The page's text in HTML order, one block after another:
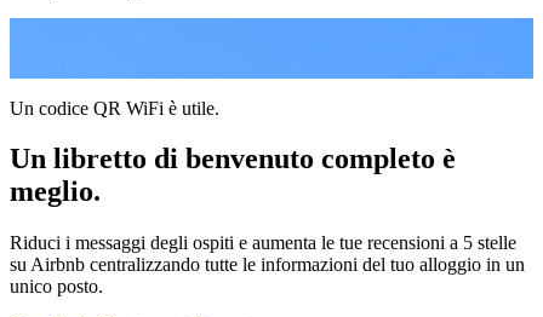
Un codice QR WiFi è utile.
Un libretto di benvenuto completo è
meglio.
Riduci i messaggi degli ospiti e aumenta le tue recensioni a 5 stelle
su Airbnb centralizzando tutte le informazioni del tuo alloggio in un
unico posto.